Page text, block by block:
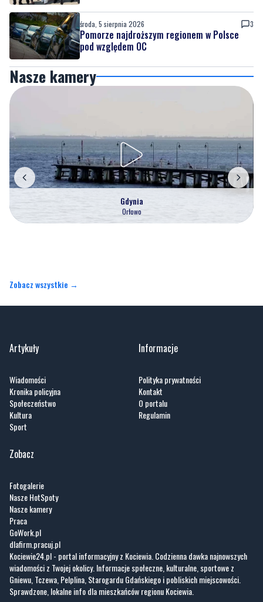
Nasze kamery
Gdynia
Orłowo
Artykuły
Kronika policyjna
Sport
Informacje
Kontakt
Zobacz
Nasze HotSpoty
GoWork.pl
dlafirm.pracuj.pl
Kociewie24.pl - portal informacyjny z Kociewia. Codzienna dawka najnowszych
wiadomości z Twojej okolicy. Informacje społeczne, kulturalne, sportowe z
Gniewu, Tczewa, Pelplina, Starogardu Gdańskiego i pobliskich miejscowości.
Sprawdzone, lokalne info dla mieszkańców regionu Kociewia.